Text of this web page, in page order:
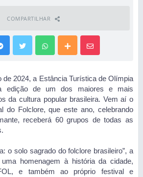
COMPARTILHAR
de 2024, a Estância Turística de Olímpia
edição de um dos maiores e mais
da cultura popular brasileira. Vem aí o
do Folclore, que este ano, celebrando
receberá 60 grupos de todas as
o solo sagrado do folclore brasileiro”, a
homenagem à história da cidade,
e também ao próprio festival e